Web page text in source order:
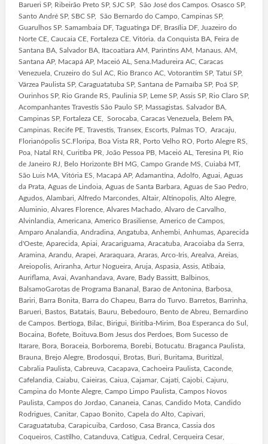
Barueri SP, Ribeirão Preto SP, SJC SP, São José dos Campos. Osasco SP,
Santo André SP, SBC SP, São Bernardo do Campo, Campinas SP,
Guarulhos SP. Samambaia DF, Taguatinga DF, Brasília DF, Juazeiro do
Norte CE, Caucaia CE, Fortaleza CE. Vitória. da Conquista BA, Feira de
Santana BA, Salvador BA, Itacoatiara AM, Parintins AM, Manaus. AM,
Santana AP, Macapá AP, Maceió AL, Sena.Madureira AC, Caracas
Venezuela, Cruzeiro do Sul AC, Rio Branco AC, Votorantim SP, Tatuí SP,
Várzea Paulista SP, Caraguatatuba SP, Santana de Parnaíba SP, Poá SP,
Ourinhos SP, Rio Grande RS, Paulinia SP, Leme SP, Assis SP, Rio Claro SP,
Acompanhantes Travestis São Paulo SP, Massagistas. Salvador BA,
Campinas SP, Fortaleza CE, Sorocaba, Caracas Venezuela, Belem PA,
Campinas. Recife PE, Travestis, Transex, Escorts, Palmas TO, Aracaju,
Florianópolis SC.Floripa, Boa Vista RR, Porto Velho RO, Porto Alegre RS,
Poa, Natal RN, Curitiba PR, João Pessoa PB, Maceió AL, Teresina PI, Rio
de Janeiro RJ, Belo Horizonte BH MG, Campo Grande MS, Cuiabá MT,
São Luis MA, Vitória ES, Macapá AP, Adamantina, Adolfo, Aguai, Aguas
da Prata, Aguas de Lindoia, Aguas de Santa Barbara, Aguas de Sao Pedro,
Agudos, Alambari, Alfredo Marcondes, Altair, Altinopolis, Alto Alegre,
Aluminio, Alvares Florence, Alvares Machado, Alvaro de Carvalho,
Alvinlandia, Americana, Americo Brasiliense, Americo de Campos,
Amparo Analandia, Andradina, Angatuba, Anhembi, Anhumas, Aparecida
d'Oeste, Aparecida, Apiai, Aracariguama, Aracatuba, Aracoiaba da Serra,
Aramina, Arandu, Arapei, Araraquara, Araras, Arco-Iris, Arealva, Areias,
Areiopolis, Ariranha, Artur Nogueira, Aruja, Aspasia, Assis, Atibaia,
Auriflama, Avai, Avanhandava, Avare, Bady Bassitt, Balbinos,
BalsamoGarotas de Programa Bananal, Barao de Antonina, Barbosa,
Bariri, Barra Bonita, Barra do Chapeu, Barra do Turvo. Barretos, Barrinha,
Barueri, Bastos, Batatais, Bauru, Bebedouro, Bento de Abreu, Bernardino
de Campos. Bertioga, Bilac, Birigui, Biritiba-Mirim, Boa Esperanca do Sul,
Bocaina, Bofete, Boituva.Bom Jesus dos Perdoes, Bom Sucesso de
Itarare, Bora, Boraceia, Borborema, Borebi, Botucatu. Braganca Paulista,
Brauna, Brejo Alegre, Brodosqui, Brotas, Buri, Buritama, Buritizal,
Cabralia Paulista, Cabreuva, Cacapava, Cachoeira Paulista, Caconde,
Cafelandia, Caiabu, Caieiras, Caiua, Cajamar, Cajati, Cajobi, Cajuru,
Campina do Monte Alegre, Campo Limpo Paulista, Campos Novos
Paulista, Campos do Jordao, Cananeia, Canas, Candido Mota, Candido
Rodrigues, Canitar, Capao Bonito, Capela do Alto, Capivari,
Caraguatatuba, Carapicuiba, Cardoso, Casa Branca, Cassia dos
Coqueiros, Castilho, Catanduva, Catigua, Cedral, Cerqueira Cesar,